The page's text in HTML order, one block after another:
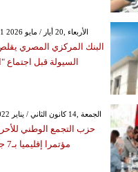
GMT 02:01 2026 الأربعاء ,20 أيار / مايو
البنك المركزي المصري
السيولة قبل اجتماع
GMT 16:47 2022 الجمعة ,14 كانون الثاني / يناير
مؤتمرا إقليميا بـ7 جهات